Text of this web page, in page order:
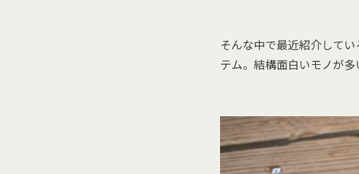
そんな中で最近紹介して
テム。結構面白いモノが多